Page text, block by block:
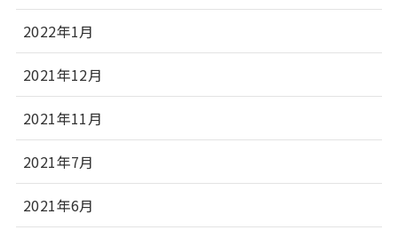
2022年1月
2021年12月
2021年11月
2021年7月
2021年6月